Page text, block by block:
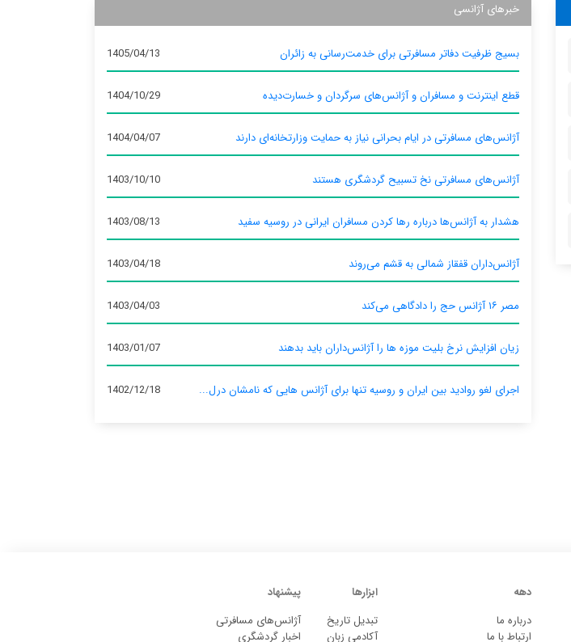
خبرهای آژانسی
بسیج ظرفیت دفاتر مسافرتی برای خدمت‌رسانی به زائران 1405/04/13
قطع اینترنت و مسافران و آژانس‌های سرگردان و خسارت‌دیده 1404/10/29
آژانس‌های مسافرتی در ایام بحرانی نیاز به حمایت وزارتخانه‌ای دارند 1404/04/07
آژانس‌های مسافرتی نخ تسبیح گردشگری هستند 1403/10/10
هشدار به آژانس‌ها درباره رها کردن مسافران ایرانی در روسیه سفید 1403/08/13
آژانس‌داران قفقاز شمالی به قشم می‌روند 1403/04/18
مصر ۱۶ آژانس حج را دادگاهی می‌کند 1403/04/03
زیان افزایش نرخ بلیت موزه ها را آژانس‌داران باید بدهند 1403/01/07
اجرای لغو روادید بین ایران و روسیه تنها برای آژانس‌ هایی که نامشان درل... 1402/12/18
دهه
درباره ما
ارتباط با ما
ابزارها
تبدیل تاریخ
آکادمی زبان
پیشنهاد
آژانس‌های مسافرتی
اخبار گردشگری